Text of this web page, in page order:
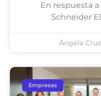
En respuesta
Schneider
Ángela Cruz
Empresas